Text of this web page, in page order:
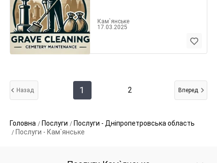
Кам`янське
17.03.2025
Назад 1 2 Вперед
Головна Послуги
Послуги - Дніпропетровська область
Послуги - Кам`янське